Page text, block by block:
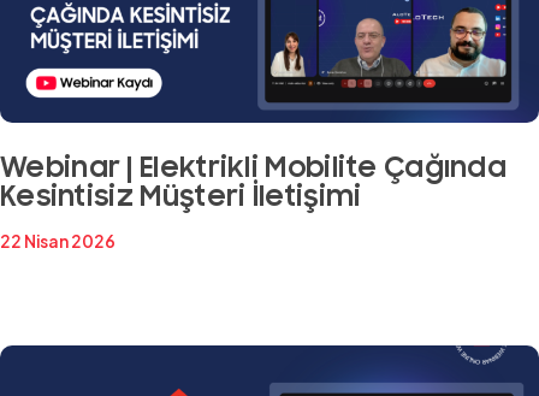
Webinar | Elektrikli Mobilite Çağında
Kesintisiz Müşteri İletişimi
22 Nisan 2026